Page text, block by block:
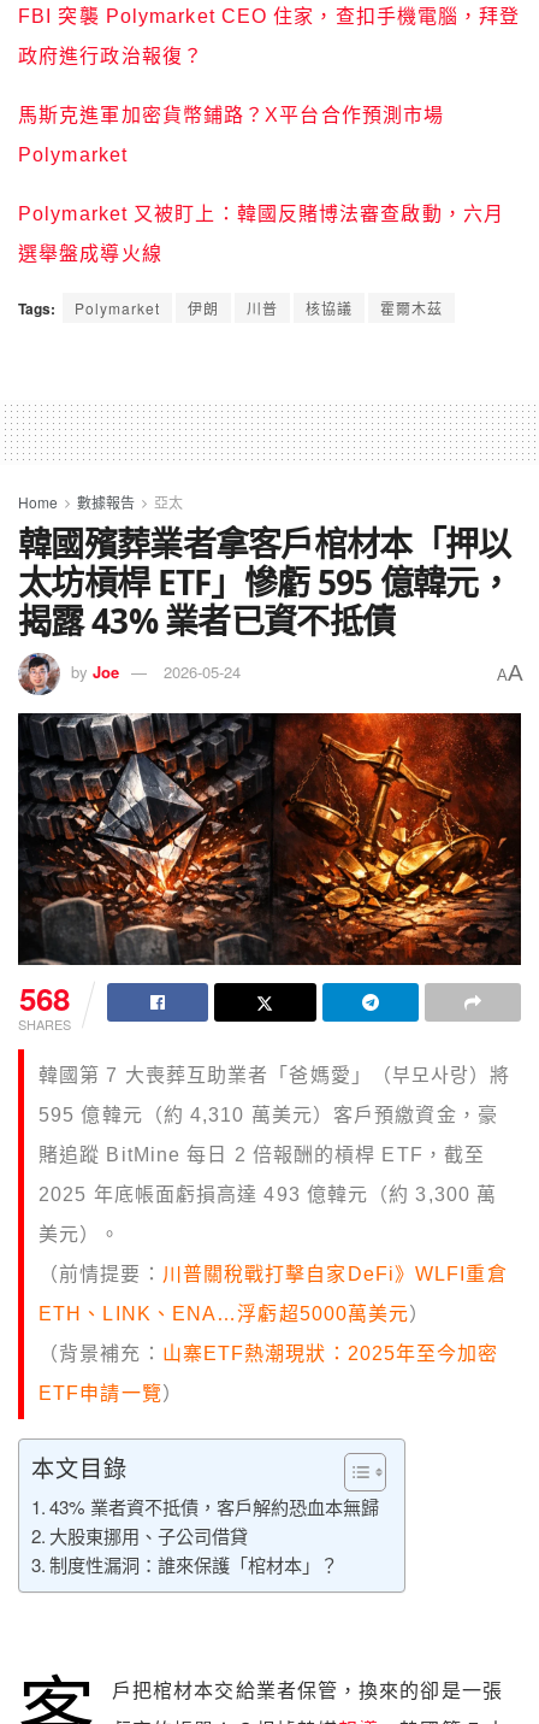
FBI 突襲 Polymarket CEO 住家，查扣手機電腦，拜登
政府進行政治報復？
馬斯克進軍加密貨幣鋪路？X平台合作預測市場
Polymarket
Polymarket 又被盯上：韓國反賭博法審查啟動，六月
選舉盤成導火線
Tags: Polymarket 伊朗 川普 核協議 霍爾木茲
Home 數據報告 亞太
韓國殯葬業者拿客戶棺材本「押以
太坊槓桿 ETF」慘虧 595 億韓元，
揭露 43% 業者已資不抵債
by Joe 2026-05-24 AA
568
SHARES
韓國第 7 大喪葬互助業者「爸媽愛」（부모사랑）將
595 億韓元（約 4,310 萬美元）客戶預繳資金，豪
賭追蹤 BitMine 每日 2 倍報酬的槓桿 ETF，截至
2025 年底帳面虧損高達 493 億韓元（約 3,300 萬
美元）。
（前情提要： 川普關稅戰打擊自家DeFi》WLFI重倉
ETH、LINK、ENA…浮虧超5000萬美元）
（背景補充： 山寨ETF熱潮現狀：2025年至今加密
ETF申請一覽）
本文目錄
43% 業者資不抵債，客戶解約恐血本無歸
大股東挪用、子公司借貸
制度性漏洞：誰來保護「棺材本」？
戶把棺材本交給業者保管，換來的卻是一張